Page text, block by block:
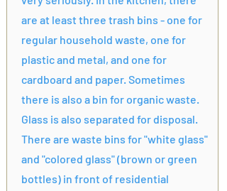
are at least three trash bins - one for
regular household waste, one for
plastic and metal, and one for
cardboard and paper. Sometimes
there is also a bin for organic waste.
Glass is also separated for disposal.
There are waste bins for "white glass"
and "colored glass" (brown or green
bottles) in front of residential